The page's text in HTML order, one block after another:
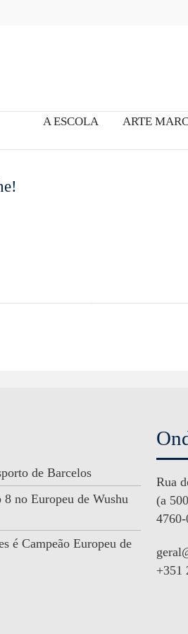
A ESCOLA ARTE
de Barcelos
no Europeu de Wushu
é Campeão Europeu de
Rua
(a
+351